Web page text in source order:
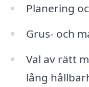
Planering
Grus- och
Val av rätt
lång